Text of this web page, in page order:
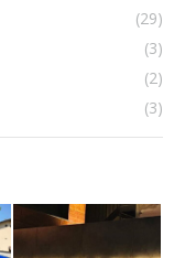
(29)
(3)
(2)
(3)